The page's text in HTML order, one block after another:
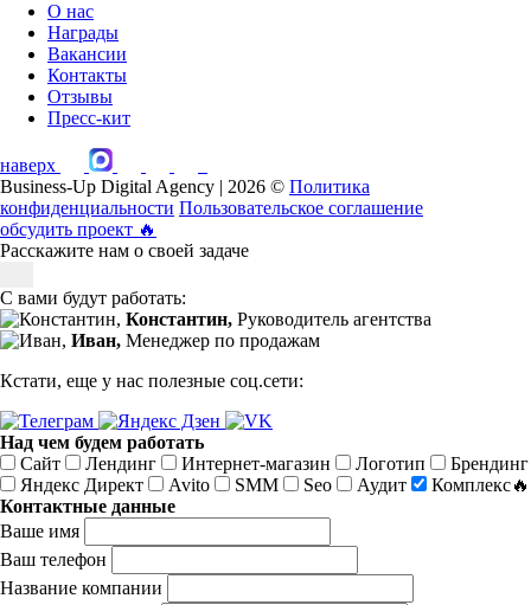
О нас
Награды
Вакансии
Контакты
Отзывы
Пресс-кит
наверх
Business-Up Digital Agency | 2026 © Политика
конфиденциальности Пользовательское соглашение
обсудить проект 🔥
Расскажите нам о своей задаче
С вами будут работать:
Константин, Руководитель агентства
Иван, Менеджер по продажам
Кстати, еще у нас полезные соц.сети:
Над чем будем работать
Сайт
Лендинг Интернет-магазин Логотип
Брендинг
Яндекс Директ
Avito SMM Seo Аудит
Комплекс🔥
Контактные данные
Ваше имя
Ваш телефон
Название компании